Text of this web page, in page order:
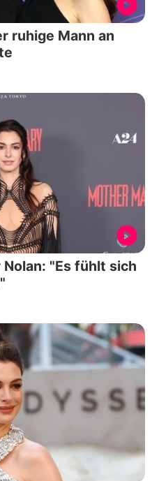
ruhige Mann an
"Es fühlt sich